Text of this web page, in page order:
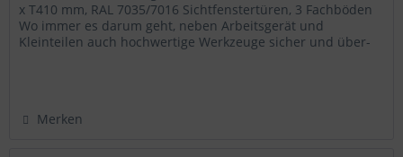
x T410 mm, RAL 7035/7016 Sichtfenstertüren, 3 Fachböden
Wo immer es darum geht, neben Arbeitsgerät und
Kleinteilen auch hochwertige Werkzeuge sicher und über-
Merken